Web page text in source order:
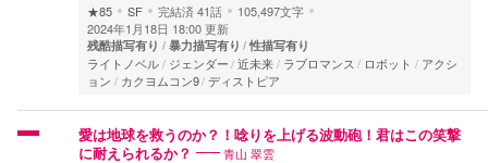
★85
SF 完結済41話
105,497文字
2024年1月18日 18:00 更新
残酷描写有り 暴力描写有り 性描写有り
ライトノベル ジェンダー 近未来 ラブロマンス ロボット
アクシ
ョン
カクヨムコン9 ディストピア
愛は地球を救うのか？！唸りを上げる波動砲！君はこの笑撃
に耐えられるか？
青山 翠雲